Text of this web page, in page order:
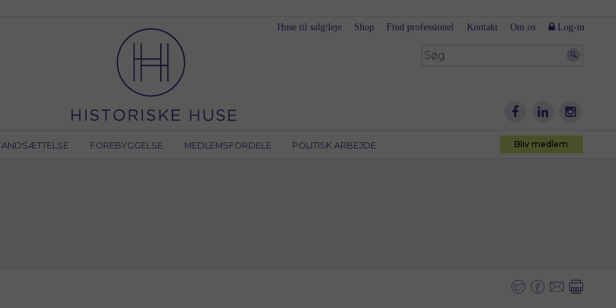
FOREBYGGELSE MEDLEMSFORDELE POLITISK ARBEJDE Bliv medlem
Huse til salg/leje Shop Find professionel Kontakt Om os Log-in